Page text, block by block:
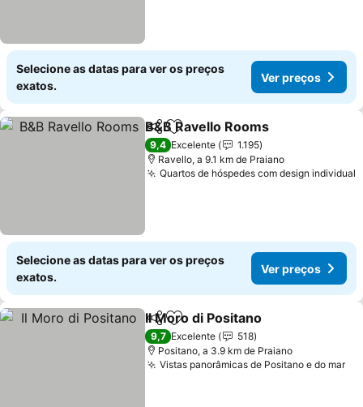
Selecione as datas para ver os preços
exatos.
Ver preços
PartilharAdicionar aos favoritos
B&B Ravello Rooms
9,4 Excelente
1.195
Ravello, a 9.1 km de Praiano
Quartos de hóspedes com design individual
Selecione as datas para ver os preços
exatos.
Ver preços
PartilharAdicionar aos favoritos
Il Moro di Positano
9,7 Excelente
518
Positano, a 3.9 km de Praiano
Vistas panorâmicas de Positano e do mar